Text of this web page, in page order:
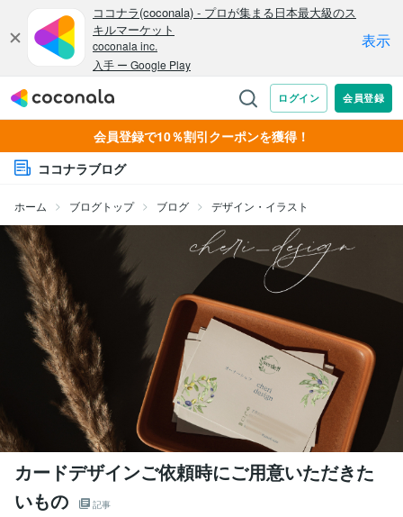
会員登録で10％割引クーポンを獲得！
ココナラブログ
ホーム ブログトップ ブログ デザイン・イラスト
カードデザインご依頼時にご用意いただきた
いもの
記事